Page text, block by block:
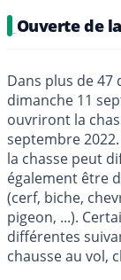
Ouverte de
Dans plus de 47
dimanche 11
ouvriront la
septembre
la chasse peut
également être
(cerf, biche,
pigeon, ...).
différentes
chausse au vol,